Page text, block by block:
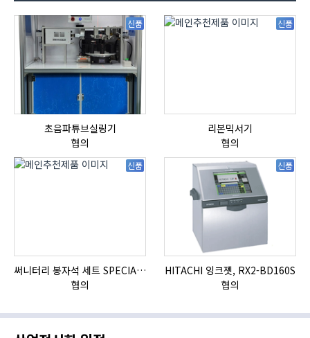
신품
초음파튜브실링기
협의
신품
리본믹서기
협의
신품
써니터리 봉자석 세트 SPECIAL , 봉자석 , 자석봉 , 호퍼용자석 , 전자석
협의
신품
HITACHI 잉크젯, RX2-BD160S
협의